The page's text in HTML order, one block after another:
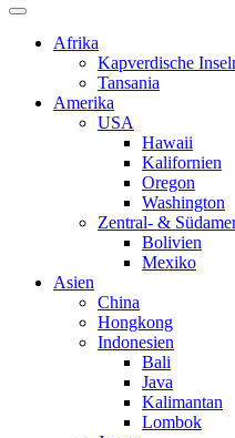
Afrika
Kapverdische
Tansania
Amerika
USA
Hawaii
Kalifornien
Oregon
Washington
Zentral- &
Bolivien
Mexiko
Asien
China
Hongkong
Indonesien
Bali
Java
Kalimantan
Lombok